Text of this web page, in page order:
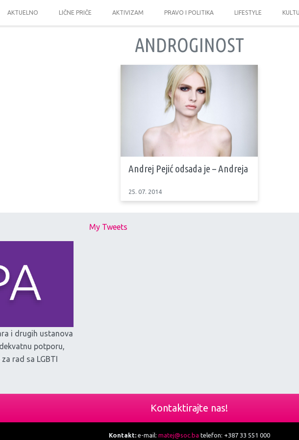
AKTUELNO LIČNE PRIČE AKTIVIZAM PRAVO I POLITIKA LIFESTYLE
ANDROGINOST
Andrej Pejić odsada je – Andreja
25. 07. 2014
i drugih ustanova
potporu,
rad sa LGBTI
My Tweets
Kontaktirajte nas!
Kontakt:e-mail: matej@soc.ba telefon: +387 33 551 000